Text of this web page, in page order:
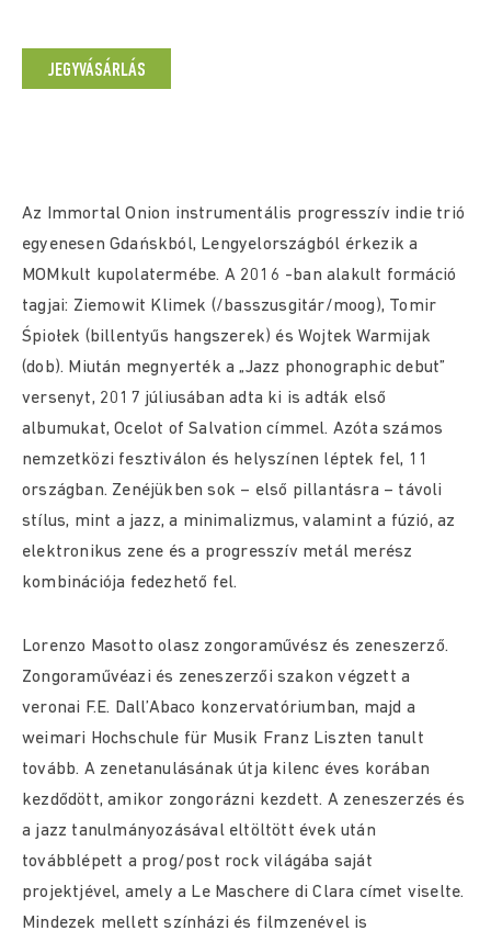
JEGYVÁSÁRLÁS
Az Immortal Onion instrumentális progresszív indie trió
egyenesen Gdańskból, Lengyelországból érkezik a
MOMkult kupolatermébe. A 2016 -ban alakult formáció
tagjai: Ziemowit Klimek (/basszusgitár/moog), Tomir
Śpiołek (billentyűs hangszerek) és Wojtek Warmijak
(dob). Miután megnyerték a „Jazz phonographic debut”
versenyt, 2017 júliusában adta ki is adták első
albumukat, Ocelot of Salvation címmel. Azóta számos
nemzetközi fesztiválon és helyszínen léptek fel, 11
országban. Zenéjükben sok – első pillantásra – távoli
stílus, mint a jazz, a minimalizmus, valamint a fúzió, az
elektronikus zene és a progresszív metál merész
kombinációja fedezhető fel.
Lorenzo Masotto olasz zongoraművész és zeneszerző.
Zongoraművéazi és zeneszerzői szakon végzett a
veronai F.E. Dall’Abaco konzervatóriumban, majd a
weimari Hochschule für Musik Franz Liszten tanult
tovább. A zenetanulásának útja kilenc éves korában
kezdődött, amikor zongorázni kezdett. A zeneszerzés és
a jazz tanulmányozásával eltöltött évek után
továbblépett a prog/post rock világába saját
projektjével, amely a Le Maschere di Clara címet viselte.
Mindezek mellett színházi és filmzenével is